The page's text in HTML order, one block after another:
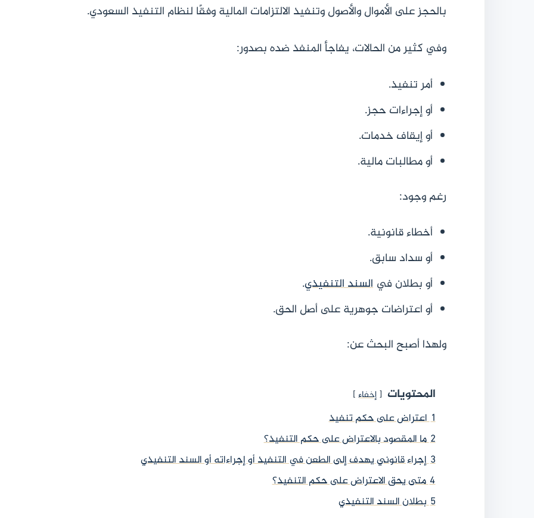
بالحجز على الأموال والأصول وتنفيذ الالتزامات المالية وفقًا لنظام التنفيذ السعودي.
وفي كثير من الحالات، يفاجأ المنفذ ضده بصدور:
أمر تنفيذ.
أو إجراءات حجز.
أو إيقاف خدمات.
أو مطالبات مالية.
رغم وجود:
أخطاء قانونية.
أو سداد سابق.
أو بطلان في السند التنفيذي.
أو اعتراضات جوهرية على أصل الحق.
ولهذا أصبح البحث عن:
المحتويات إخفاء
1 اعتراض على حكم تنفيذ
2 ما المقصود بالاعتراض على حكم التنفيذ؟
3 إجراء قانوني يهدف إلى الطعن في التنفيذ أو إجراءاته أو السند التنفيذي
4 متى يحق الاعتراض على حكم التنفيذ؟
5 بطلان السند التنفيذي